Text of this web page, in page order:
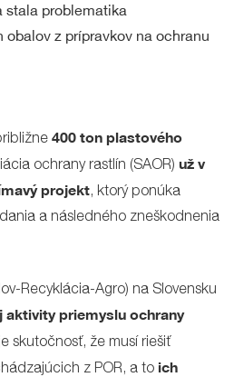
stala problematika
z prípravkov na ochranu
400 ton plastového
ochrany rastlín (SAOR) už v
projekt, ktorý ponúka
a následného zneškodnenia
Recyklácia-Agro) na Slovensku
aktivity priemyslu ochrany
skutočnosť, že musí riešiť
z POR, a to ich